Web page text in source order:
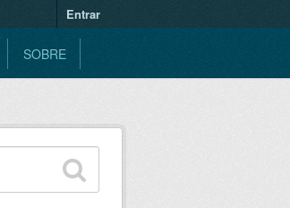
Entrar
SOBRE